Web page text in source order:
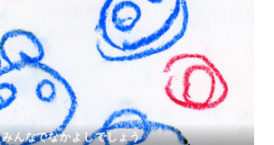
みんなでなかよしでしょう